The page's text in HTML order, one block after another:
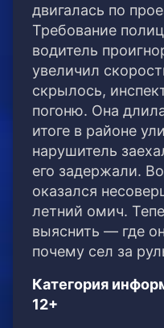
двигалась по
Требование
водитель
увеличил
скрылось,
погоню. Она
итоге в районе
нарушитель
его задержали.
оказался
летний омич.
выяснить — где
почему сел за
Категория
12+